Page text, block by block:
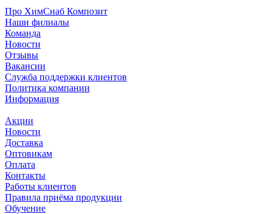
Про ХимСнаб Композит
Наши филиалы
Команда
Новости
Отзывы
Вакансии
Служба поддержки клиентов
Политика компании
Информация
Акции
Новости
Доставка
Оптовикам
Оплата
Контакты
Работы клиентов
Правила приёма продукции
Обучение